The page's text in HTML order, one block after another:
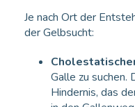
Je nach Ort der
der Gelbsucht:
Galle zu suchen.
Hindernis, das